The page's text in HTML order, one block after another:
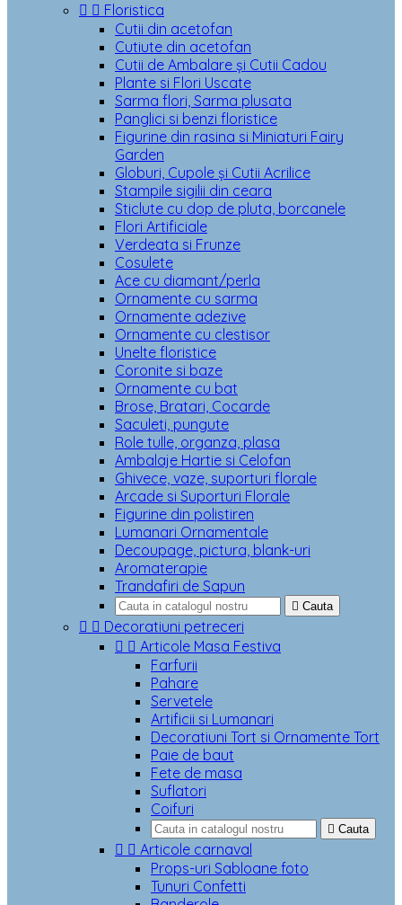
  Floristica
Cutii din acetofan
Cutiute din acetofan
Cutii de Ambalare și Cutii Cadou
Plante si Flori Uscate
Sarma flori, Sarma plusata
Panglici si benzi floristice
Figurine din rasina si Miniaturi Fairy
Garden
Globuri, Cupole și Cutii Acrilice
Stampile sigilii din ceara
Sticlute cu dop de pluta, borcanele
Flori Artificiale
Verdeata si Frunze
Cosulete
Ace cu diamant/perla
Ornamente cu sarma
Ornamente adezive
Ornamente cu clestisor
Unelte floristice
Coronite si baze
Ornamente cu bat
Brose, Bratari, Cocarde
Saculeti, pungute
Role tulle, organza, plasa
Ambalaje Hartie si Celofan
Ghivece, vaze, suporturi florale
Arcade si Suporturi Florale
Figurine din polistiren
Lumanari Ornamentale
Decoupage, pictura, blank-uri
Aromaterapie
Trandafiri de Sapun
 Cauta
  Decoratiuni petreceri
  Articole Masa Festiva
Farfurii
Pahare
Servetele
Artificii si Lumanari
Decoratiuni Tort si Ornamente Tort
Paie de baut
Fete de masa
Suflatori
Coifuri
 Cauta
  Articole carnaval
Props-uri Sabloane foto
Tunuri Confetti